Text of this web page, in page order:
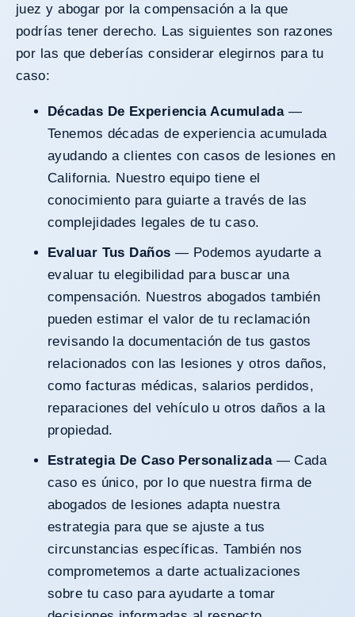
juez y abogar por la compensación a la que
podrías tener derecho. Las siguientes son razones
por las que deberías considerar elegirnos para tu
caso:
Décadas De Experiencia Acumulada—
Tenemos décadas de experiencia acumulada
ayudando a clientes con casos de lesiones en
California. Nuestro equipo tiene el
conocimiento para guiarte a través de las
complejidades legales de tu caso.
Evaluar Tus Daños — Podemos ayudarte a
evaluar tu elegibilidad para buscar una
compensación. Nuestros abogados también
pueden estimar el valor de tu reclamación
revisando la documentación de tus gastos
relacionados con las lesiones y otros daños,
como facturas médicas, salarios perdidos,
reparaciones del vehículo u otros daños a la
propiedad.
Estrategia De Caso Personalizada— Cada
caso es único, por lo que nuestra firma de
abogados de lesiones adapta nuestra
estrategia para que se ajuste a tus
circunstancias específicas. También nos
comprometemos a darte actualizaciones
sobre tu caso para ayudarte a tomar